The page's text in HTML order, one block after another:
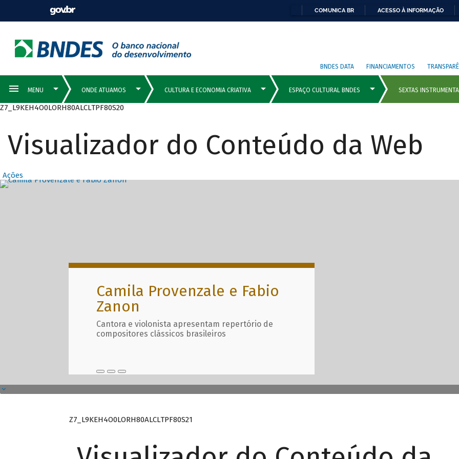
COMUNICA BR ACESSO À INFORMAÇÃO
BNDES DATA FINANCIAMENTOS
Z7_L9KEH4O0LORH80ALCLTPF80S20
Visualizador do Conteúdo da Web
Ações
Destaques Principais com
Camila Provenzale e Fabio
Zanon
Cantora e violonista apresentam repertório de
compositores clássicos brasileiros
Z7_L9KEH4O0LORH80ALCLTPF80S21